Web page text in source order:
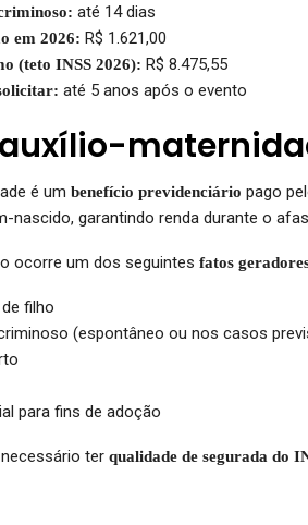
até 14 dias
em 2026: R$ 1.621,00
(teto INSS 2026): R$ 8.475,55
até 5 anos após o evento
auxílio-
é um benefício previdenciário pago
nascido, garantindo renda durante o
ocorre um dos seguintes fatos
filho
(espontâneo ou nos casos
para fins de adoção
ter qualidade de segurada do